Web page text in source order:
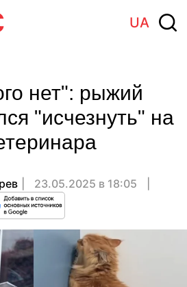
UA
нет": рыжий
"исчезнуть" на
23.05.2025 в 18:05